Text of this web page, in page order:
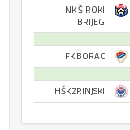
NK ŠIROKI
BRIJEG
FK BORAC
HŠK ZRINJSKI